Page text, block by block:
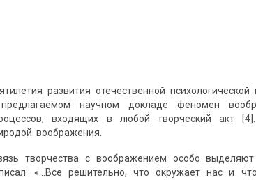
развития отечественной
научном докладе феномен
входящих в любой творческий акт
воображения.
творчества с воображением особо
«…Все решительно, что окружает нас и